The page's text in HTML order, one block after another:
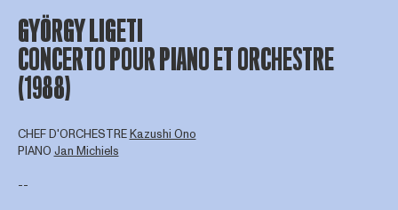
GYÖRGY LIGETI
CONCERTO POUR PIANO ET ORCHESTRE
(1988)
CHEF D'ORCHESTREKazushi Ono
PIANO Jan Michiels
--